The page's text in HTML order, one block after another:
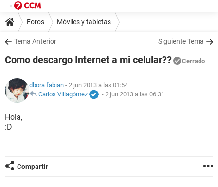
Foros Móviles y tabletas
Tema Anterior Siguiente Tema
Como descargo Internet a mi celular?? Cerrado
dbora fabian - 2 jun 2013 a las 01:54
Carlos Villagómez
- 2 jun 2013 a las 06:31
Hola,
:D
Compartir